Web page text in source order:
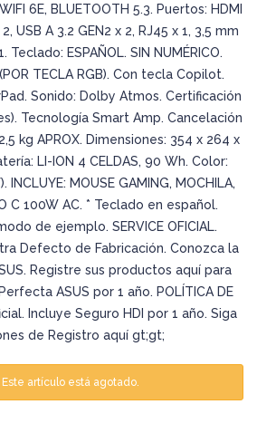
6E, BLUETOOTH 5.3. Puertos: HDMI
USB A 3.2 GEN2 x 2, RJ45 x 1, 3,5 mm
Teclado: ESPAÑOL. SIN NUMÉRICO.
TECLA RGB). Con tecla Copilot.
Sonido: Dolby Atmos. Certificación
Tecnología Smart Amp. Cancelación
kg APROX. Dimensiones: 354 x 264 x
LI-ION 4 CELDAS, 90 Wh. Color:
INCLUYE: MOUSE GAMING, MOCHILA,
C 100W AC. * Teclado en español.
de ejemplo. SERVICE OFICIAL.
Defecto de Fabricación. Conozca la
Registre sus productos aquí para
ASUS por 1 año. POLÍTICA DE
Incluye Seguro HDI por 1 año. Siga
de Registro aquí gt;gt;
Este artículo está agotado.